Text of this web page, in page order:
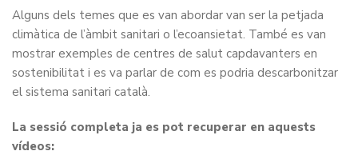
Alguns dels temes que es van abordar van ser la petjada
climàtica de l’àmbit sanitari o l’ecoansietat. També es van
mostrar exemples de centres de salut capdavanters en
sostenibilitat i es va parlar de com es podria descarbonitzar
el sistema sanitari català.
La sessió completa ja es pot recuperar en aquests
vídeos: